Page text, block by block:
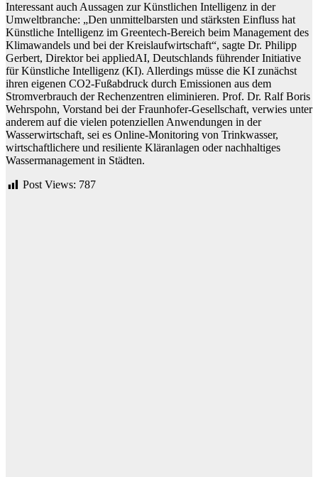
Interessant auch Aussagen zur Künstlichen Intelligenz in der
Umweltbranche: „Den unmittelbarsten und stärksten Einfluss hat
Künstliche Intelligenz im Greentech-Bereich beim Management des
Klimawandels und bei der Kreislaufwirtschaft“, sagte Dr. Philipp
Gerbert, Direktor bei appliedAI, Deutschlands führender Initiative
für Künstliche Intelligenz (KI). Allerdings müsse die KI zunächst
ihren eigenen CO2-Fußabdruck durch Emissionen aus dem
Stromverbrauch der Rechenzentren eliminieren. Prof. Dr. Ralf Boris
Wehrspohn, Vorstand bei der Fraunhofer-Gesellschaft, verwies unter
anderem auf die vielen potenziellen Anwendungen in der
Wasserwirtschaft, sei es Online-Monitoring von Trinkwasser,
wirtschaftlichere und resiliente Kläranlagen oder nachhaltiges
Wassermanagement in Städten.
Post Views: 787